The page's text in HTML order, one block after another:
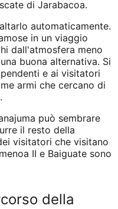
di Jarabacoa.
automaticamente.
in un viaggio
dall'atmosfera meno
buona alternativa. Si
e ai visitatori
armi che cercano di
può sembrare
il resto della
visitatori che visitano
II e Baiguate sono
della